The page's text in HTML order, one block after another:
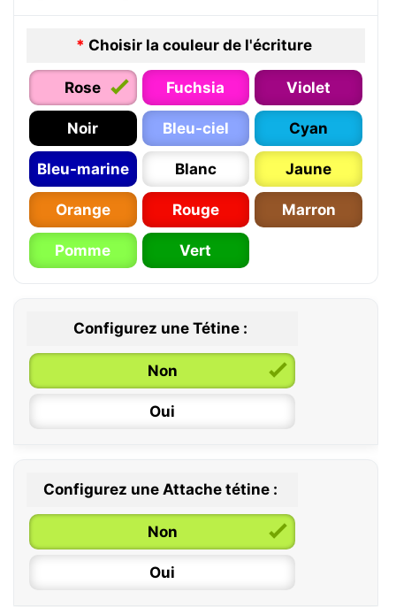
* Choisir la couleur de l'écriture
Rose Fuchsia Violet
Noir Bleu-ciel Cyan
Bleu-marine Blanc Jaune
Orange Rouge Marron
Pomme Vert
Configurez une Tétine :
Non
Oui
0 / 6 mois
6 / 36 mois
Configurez une Attache tétine :
Non
Oui